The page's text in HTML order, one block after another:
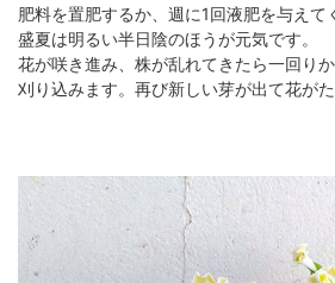
肥料を置肥するか、週に1回液肥を与えて
盛夏は明るい半日陰のほうが元気です。
花が咲き進み、株が乱れてきたら一回り
刈り込みます。再び新しい芽が出て花がた